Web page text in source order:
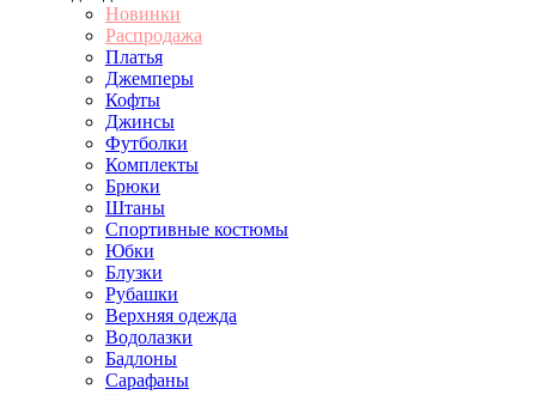
Новинки
Распродажа
Платья
Джемперы
Кофты
Джинсы
Футболки
Комплекты
Брюки
Штаны
Спортивные костюмы
Юбки
Блузки
Рубашки
Верхняя одежда
Водолазки
Бадлоны
Сарафаны